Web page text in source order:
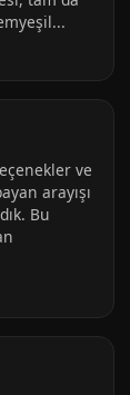
ve
arayışı
Bu